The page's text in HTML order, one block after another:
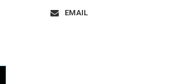
EMAIL